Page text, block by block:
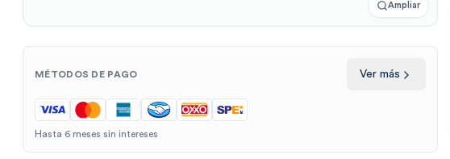
Ampliar
MÉTODOS DE PAGO Ver más
Hasta 6 meses sin intereses